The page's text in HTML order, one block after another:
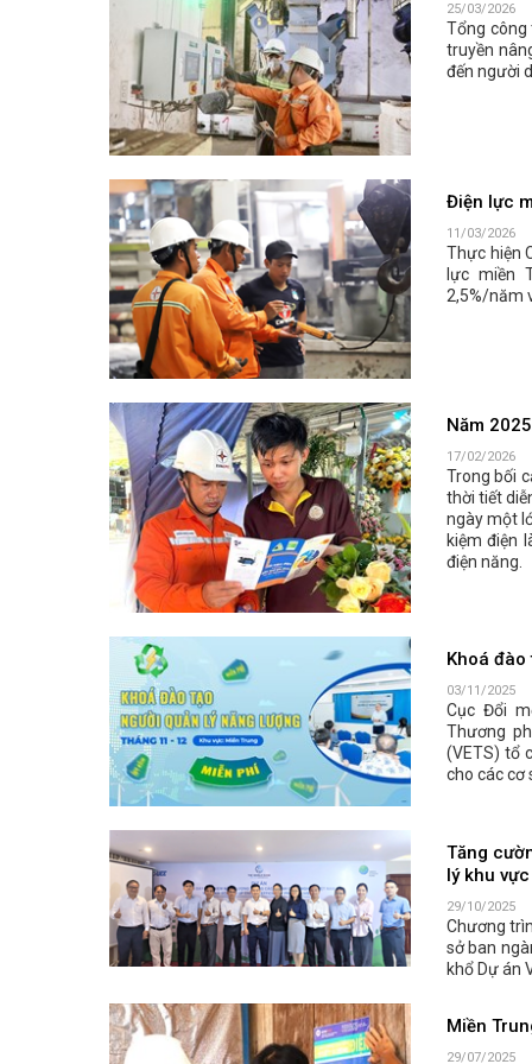
25/03/2026
Tổng công
truyền
đến người
Điện lực
11/03/2026
Thực hiện
lực miền
2,5%/năm
Năm
17/02/2026
Trong bối
thời tiết
ngày một
kiệm điện
điện năng.
Khoá đào
03/11/2025
Cục Đổi
Thương
(VETS) tổ
cho các cơ
Tăng
lý khu
29/10/2025
Chương
sở ban
khổ Dự án
Miền
29/07/2025